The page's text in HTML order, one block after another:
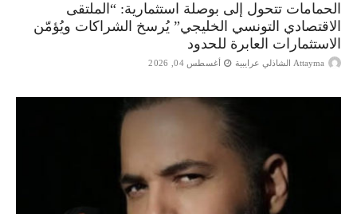
الحمامات تتحول إلى بوصلة استثمارية: “الملتقى
الاقتصادي التونسي الخليجي” يُرسخ الشراكات ويُؤمّن
الاستثمارات العابرة للحدود
Attayma الشاذلي عرايبية أغسطس 04, 2026